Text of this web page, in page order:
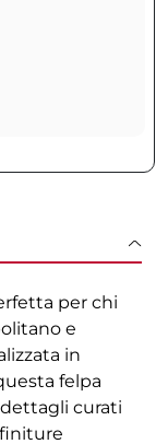
per chi
e
in
felpa
curati